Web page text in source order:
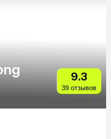
9.3
39 отзывов